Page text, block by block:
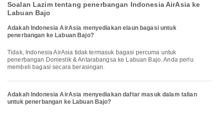
Soalan Lazim tentang penerbangan Indonesia AirAsia ke
Labuan Bajo
Adakah Indonesia AirAsia menyediakan elaun bagasi untuk
penerbangan ke Labuan Bajo?
Tidak, Indonesia AirAsia tidak termasuk bagasi percuma untuk
penerbangan Domestik & Antarabangsa ke Labuan Bajo. Anda perlu
membeli bagasi secara berasingan.
Adakah Indonesia AirAsia menyediakan daftar masuk dalam talian
untuk penerbangan ke Labuan Bajo?